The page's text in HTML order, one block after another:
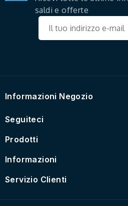
saldi e offerte
Informazioni Negozio
Seguiteci
Prodotti
Informazioni
Servizio Clienti